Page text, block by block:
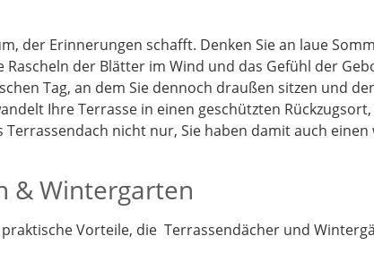
der Erinnerungen schafft. Denken Sie an laue
der Blätter im Wind und das Gefühl der
Tag, an dem Sie dennoch draußen sitzen und
Ihre Terrasse in einen geschützten
nicht nur, Sie haben damit auch
& Wintergarten
Vorteile, die Terrassendächer und